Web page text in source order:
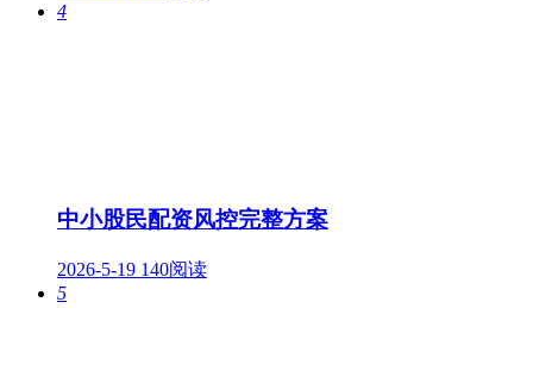
4
中小股民配资风控完整方案
2026-5-19 140阅读
5